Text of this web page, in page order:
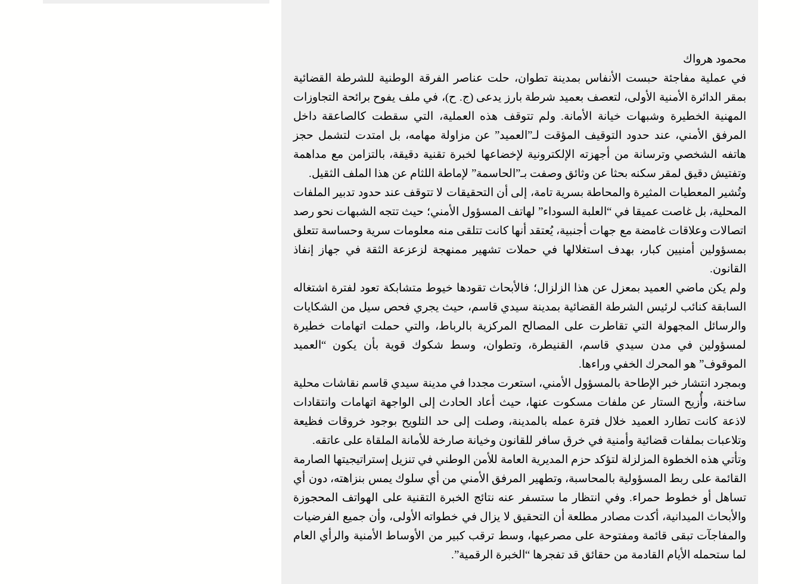
محمود هرواك
في عملية مفاجئة حبست الأنفاس بمدينة تطوان، حلت عناصر الفرقة الوطنية للشرطة القضائية
بمقر الدائرة الأمنية الأولى، لتعصف بعميد شرطة بارز يدعى (ج. ح)، في ملف يفوح برائحة التجاوزات
المهنية الخطيرة وشبهات خيانة الأمانة. ولم تتوقف هذه العملية، التي سقطت كالصاعقة داخل
المرفق الأمني، عند حدود التوقيف المؤقت لـ”العميد” عن مزاولة مهامه، بل امتدت لتشمل حجز
هاتفه الشخصي وترسانة من أجهزته الإلكترونية لإخضاعها لخبرة تقنية دقيقة، بالتزامن مع مداهمة
وتفتيش دقيق لمقر سكنه بحثا عن وثائق وصفت بـ”الحاسمة” لإماطة اللثام عن هذا الملف الثقيل.
وتُشير المعطيات المثيرة والمحاطة بسرية تامة، إلى أن التحقيقات لا تتوقف عند حدود تدبير الملفات
المحلية، بل غاصت عميقا في “العلبة السوداء” لهاتف المسؤول الأمني؛ حيث تتجه الشبهات نحو رصد
اتصالات وعلاقات غامضة مع جهات أجنبية، يُعتقد أنها كانت تتلقى منه معلومات سرية وحساسة تتعلق
بمسؤولين أمنيين كبار، بهدف استغلالها في حملات تشهير ممنهجة لزعزعة الثقة في جهاز إنفاذ
القانون.
ولم يكن ماضي العميد بمعزل عن هذا الزلزال؛ فالأبحاث تقودها خيوط متشابكة تعود لفترة اشتغاله
السابقة كنائب لرئيس الشرطة القضائية بمدينة سيدي قاسم، حيث يجري فحص سيل من الشكايات
والرسائل المجهولة التي تقاطرت على المصالح المركزية بالرباط، والتي حملت اتهامات خطيرة
لمسؤولين في مدن سيدي قاسم، القنيطرة، وتطوان، وسط شكوك قوية بأن يكون “العميد
الموقوف” هو المحرك الخفي وراءها.
وبمجرد انتشار خبر الإطاحة بالمسؤول الأمني، استعرت مجددا في مدينة سيدي قاسم نقاشات محلية
ساخنة، وأُزيح الستار عن ملفات مسكوت عنها، حيث أعاد الحادث إلى الواجهة اتهامات وانتقادات
لاذعة كانت تطارد العميد خلال فترة عمله بالمدينة، وصلت إلى حد التلويح بوجود خروقات فظيعة
وتلاعبات بملفات قضائية وأمنية في خرق سافر للقانون وخيانة صارخة للأمانة الملقاة على عاتقه.
وتأتي هذه الخطوة المزلزلة لتؤكد حزم المديرية العامة للأمن الوطني في تنزيل إستراتيجيتها الصارمة
القائمة على ربط المسؤولية بالمحاسبة، وتطهير المرفق الأمني من أي سلوك يمس بنزاهته، دون أي
تساهل أو خطوط حمراء. وفي انتظار ما ستسفر عنه نتائج الخبرة التقنية على الهواتف المحجوزة
والأبحاث الميدانية، أكدت مصادر مطلعة أن التحقيق لا يزال في خطواته الأولى، وأن جميع الفرضيات
والمفاجآت تبقى قائمة ومفتوحة على مصرعيها، وسط ترقب كبير من الأوساط الأمنية والرأي العام
لما ستحمله الأيام القادمة من حقائق قد تفجرها “الخبرة الرقمية”.